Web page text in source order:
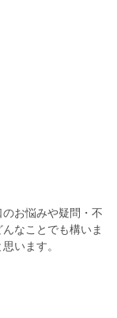
お悩みや疑問・不
なことでも構いま
います。